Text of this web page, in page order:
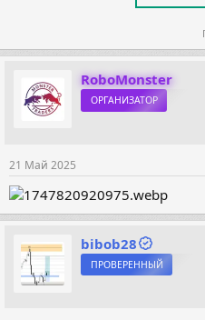
RoboMonster
ОРГАНИЗАТОР
21 Май 2025
bibob28
ПРОВЕРЕННЫЙ